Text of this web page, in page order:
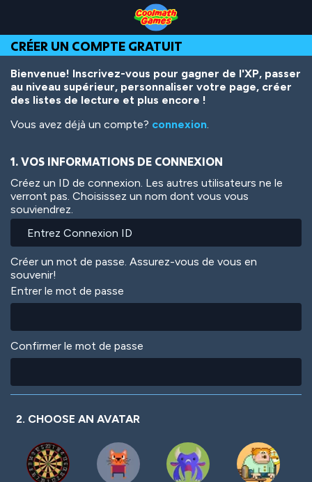
Top
of
Page
Navigation
Main
Content
Footer
contenu
principal
CRÉER UN COMPTE GRATUIT
Bienvenue! Inscrivez-vous pour gagner de l'XP, passer
au niveau supérieur, personnaliser votre page, créer
des listes de lecture et plus encore !
Vous avez déjà un compte? connexion.
1. VOS INFORMATIONS DE CONNEXION
Créez un ID de connexion. Les autres utilisateurs ne le
verront pas. Choisissez un nom dont vous vous
souviendrez.
Créer un mot de passe. Assurez-vous de vous en
souvenir!
Entrer le mot de passe
Confirmer le mot de passe
2. CHOOSE AN AVATAR